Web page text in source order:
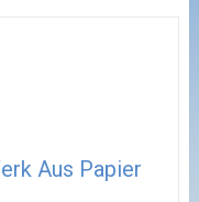
Aus Papier